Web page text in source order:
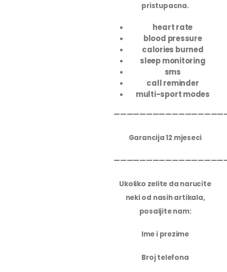
pristupacna.
heart rate
blood pressure
calories burned
sleep monitoring
sms
call reminder
multi-sport modes
Garancija 12 mjeseci
Ukoliko zelite da narucite
neki od nasih artikala,
posaljite nam:
Ime i prezime
Broj telefona